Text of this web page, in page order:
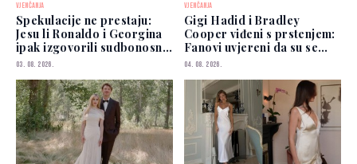
VJENČANJA
Spekulacije ne prestaju:
Jesu li Ronaldo i Georgina
ipak izgovorili sudbonosno
"da"?
03. 08. 2026.
VJENČANJA
Gigi Hadid i Bradley
Cooper viđeni s prstenjem:
Fanovi uvjereni da su se
vjenčali
04. 08. 2026.